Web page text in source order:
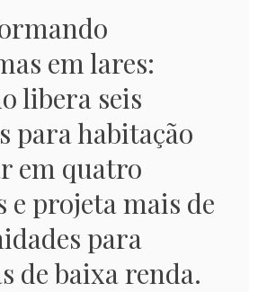
em lares:
libera seis
para habitação
em quatro
e projeta mais de
para
de baixa renda.